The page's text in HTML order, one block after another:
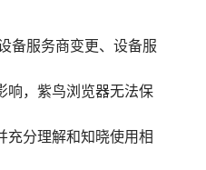
备服务商变更、设备服
响，紫鸟浏览器无法保
充分理解和知晓使用相